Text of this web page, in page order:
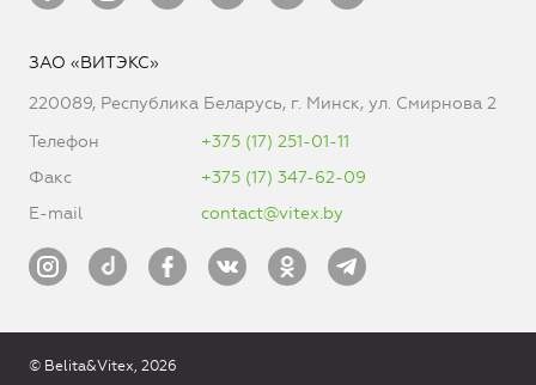
ЗАО «ВИТЭКС»
220089, Республика Беларусь, г. Минск, ул. Смирнова 2
Телефон
+375 (17) 251-01-11
Факс
+375 (17) 347-62-09
E-mail
contact@vitex.by
© Belita&Vitex, 2026